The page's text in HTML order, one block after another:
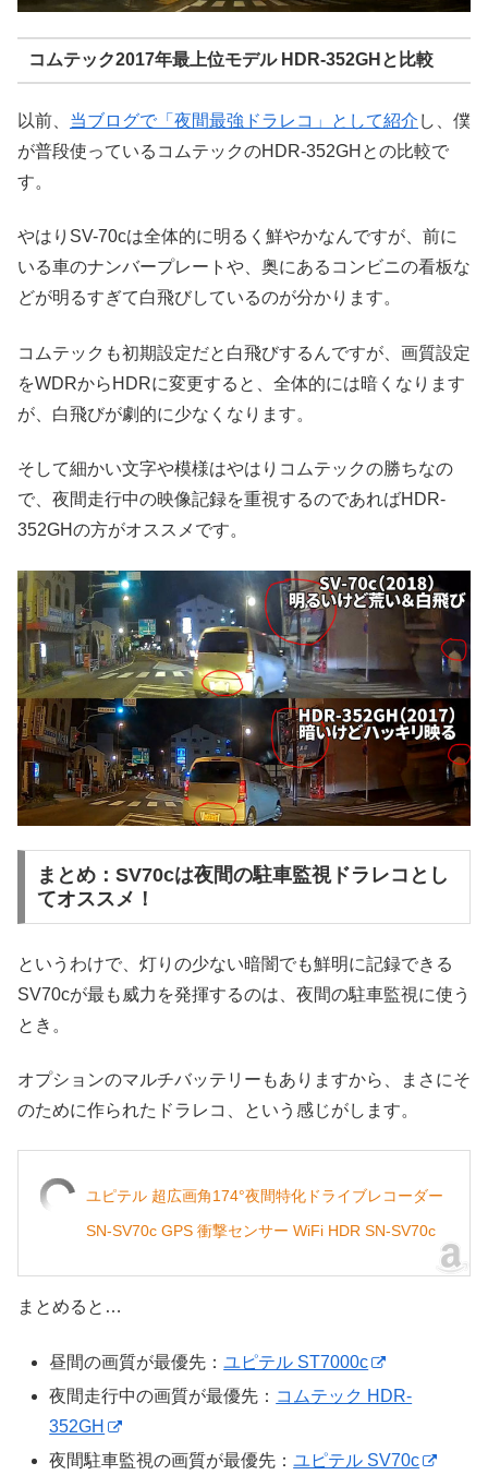
コムテック2017年最上位モデル HDR-352GHと比較
以前、 当ブログで「夜間最強ドラレコ」として紹介 し、僕
が普段使っているコムテックのHDR-352GHとの比較で
す。
やはりSV-70cは全体的に明るく鮮やかなんですが、前に
いる車のナンバープレートや、奥にあるコンビニの看板な
どが明るすぎて白飛びしているのが分かります。
コムテックも初期設定だと白飛びするんですが、画質設定
をWDRからHDRに変更すると、全体的には暗くなります
が、白飛びが劇的に少なくなります。
そして細かい文字や模様はやはりコムテックの勝ちなの
で、夜間走行中の映像記録を重視するのであればHDR-
352GHの方がオススメです。
まとめ：SV70cは夜間の駐車監視ドラレコとし
てオススメ！
というわけで、灯りの少ない暗闇でも鮮明に記録できる
SV70cが最も威力を発揮するのは、夜間の駐車監視に使う
とき。
オプションのマルチバッテリーもありますから、まさにそ
のために作られたドラレコ、という感じがします。
ユピテル 超広画角174°夜間特化ドライブレコーダー
SN-SV70c GPS 衝撃センサー WiFi HDR SN-SV70c
まとめると…
昼間の画質が最優先：ユピテル ST7000c
夜間走行中の画質が最優先： コムテック HDR-
352GH
夜間駐車監視の画質が最優先：ユピテル SV70c